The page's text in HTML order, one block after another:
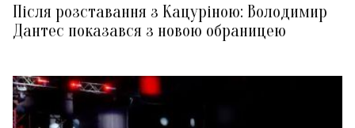
Після розставання з Кацуріною: Володимир
Дантес показався з новою обраницею